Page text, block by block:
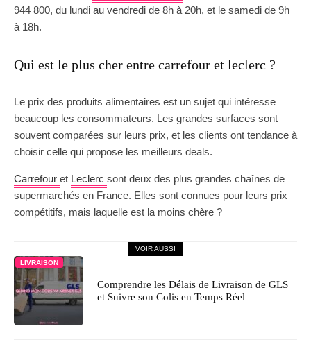
944 800, du lundi au vendredi de 8h à 20h, et le samedi de 9h
à 18h.
Qui est le plus cher entre carrefour et leclerc ?
Le prix des produits alimentaires est un sujet qui intéresse
beaucoup les consommateurs. Les grandes surfaces sont
souvent comparées sur leurs prix, et les clients ont tendance à
choisir celle qui propose les meilleurs deals.
Carrefour et Leclerc sont deux des plus grandes chaînes de
supermarchés en France. Elles sont connues pour leurs prix
compétitifs, mais laquelle est la moins chère ?
VOIR AUSSI
LIVRAISON
Comprendre les Délais de Livraison de GLS
et Suivre son Colis en Temps Réel